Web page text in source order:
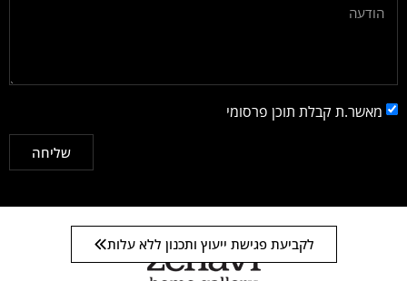
מאשר.ת קבלת תוכן פרסומי
שליחה
לקביעת פגישת ייעוץ ותכנון ללא עלות